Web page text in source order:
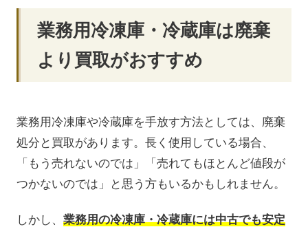
業務用冷凍庫・冷蔵庫は廃棄
より買取がおすすめ
業務用冷凍庫や冷蔵庫を手放す方法としては、廃棄
処分と買取があります。長く使用している場合、
「もう売れないのでは」「売れてもほとんど値段が
つかないのでは」と思う方もいるかもしれません。
しかし、 業務用の冷凍庫・冷蔵庫には中古でも安定